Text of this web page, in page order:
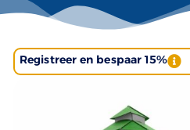
Registreer en bespaar 15%